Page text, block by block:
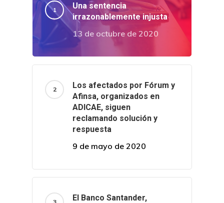
Una sentencia
irrazonablemente injusta
13 de octubre de 2020
Los afectados por Fórum y
Afinsa, organizados en
ADICAE, siguen
reclamando solución y
respuesta
9 de mayo de 2020
El Banco Santander,